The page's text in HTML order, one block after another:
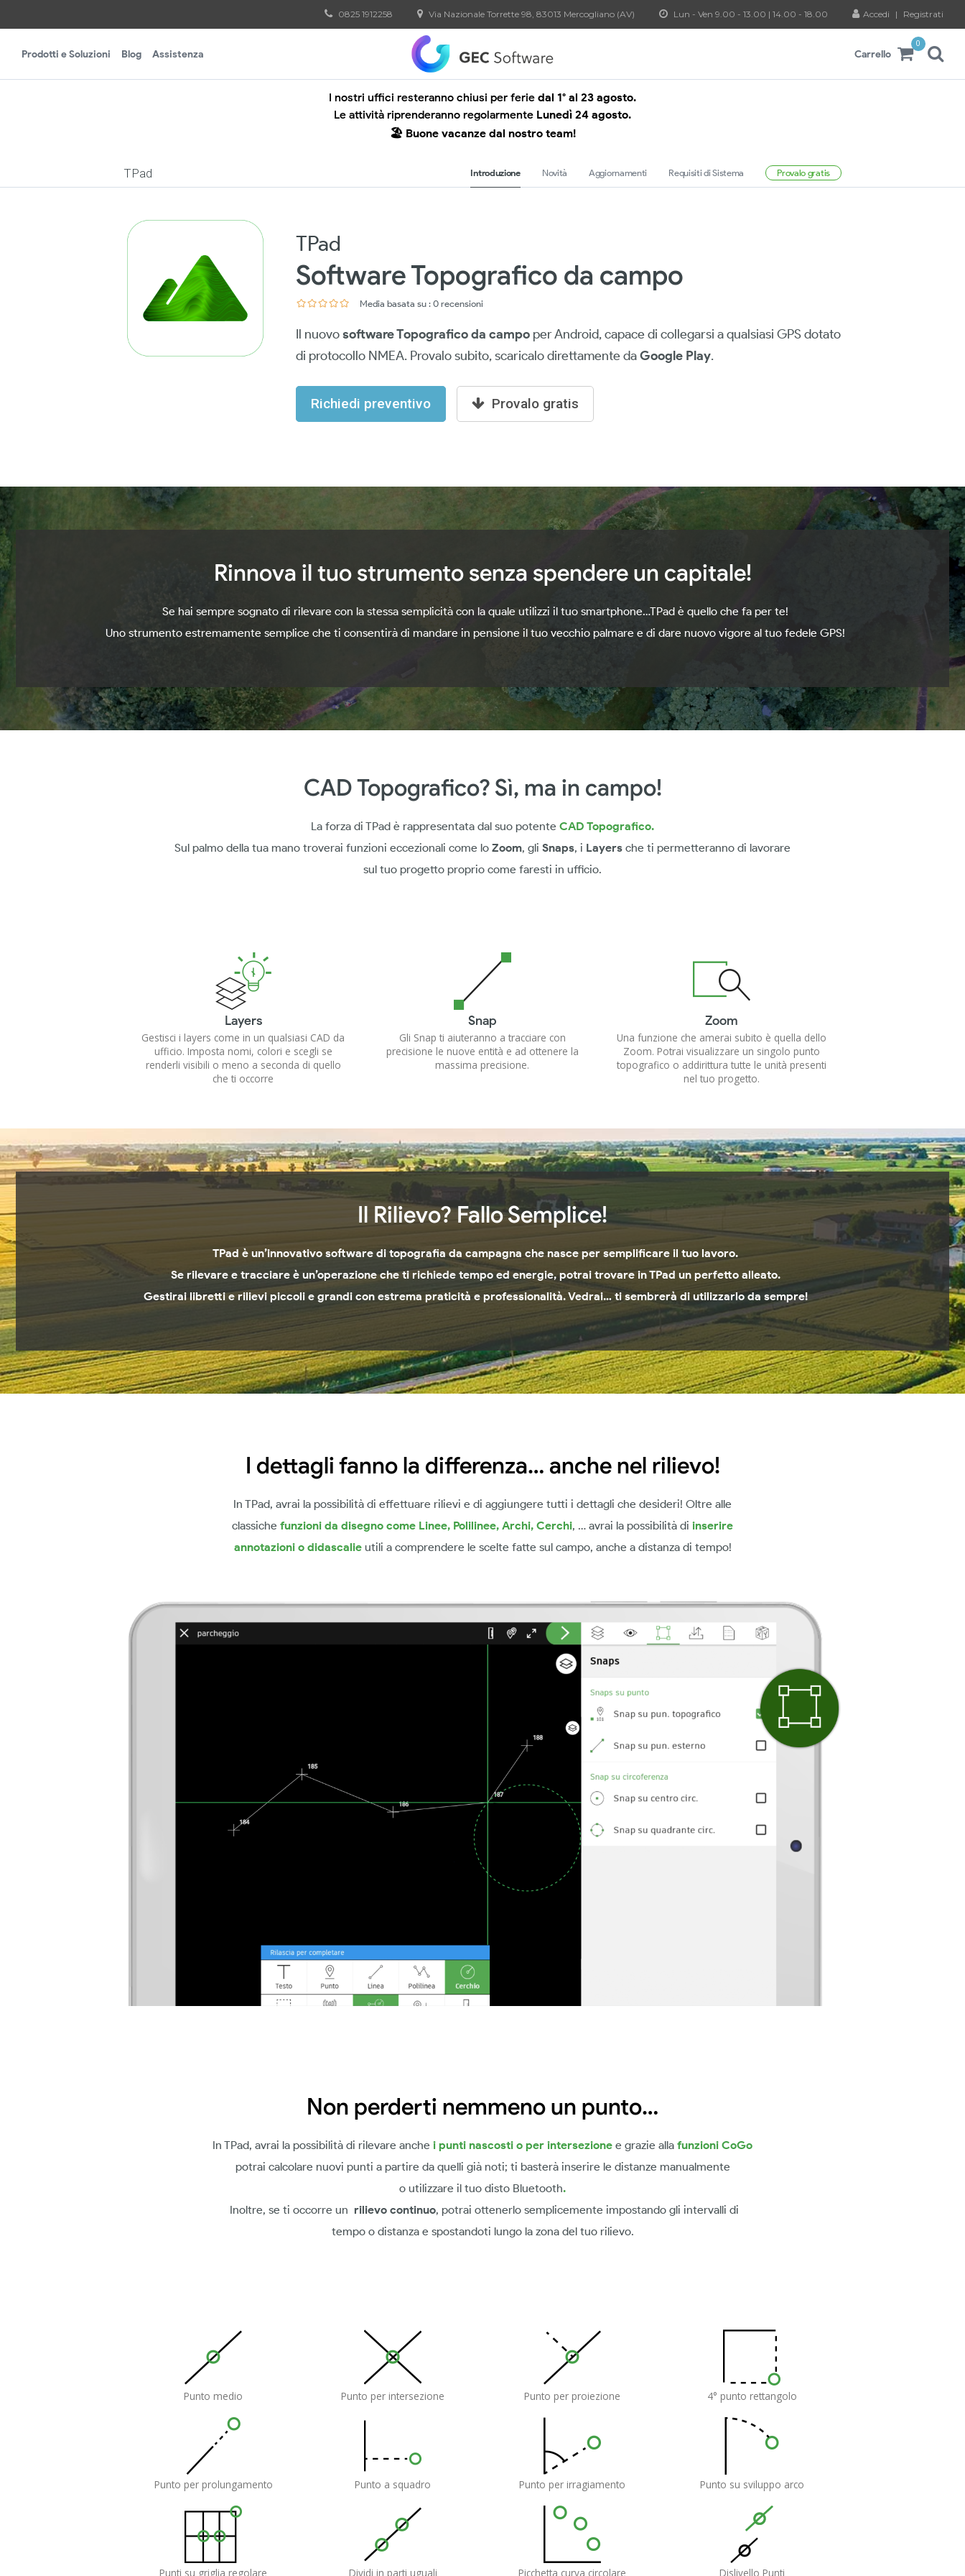
0825 1912258 Via Nazionale Torrette 98, 83013 Mercogliano (AV) Lun - Ven 9.00 - 13.00 | 14.00 - 18.00 Accedi | Registrati
Prodotti e Soluzioni Blog Assistenza Carrello
0
I nostri uffici resteranno chiusi per ferie dal 1° al 23 agosto.
Le attività riprenderanno regolarmente Lunedì 24 agosto.
🏖️ Buone vacanze dal nostro team!
TPad Introduzione Novità Aggiornamenti Requisiti di Sistema Provalo gratis
TPad
Software Topografico da campo
Media basata su : 0 recensioni
Il nuovosoftware Topografico da campo per Android, capace di collegarsi a qualsiasi GPS dotato
di protocollo NMEA. Provalo subito, scaricalo direttamente daGoogle Play.
Richiedi preventivo Provalo gratis
Rinnova il tuo strumento senza spendere un capitale!
Se hai sempre sognato di rilevare con la stessa semplicità con la quale utilizzi il tuo smartphone…TPad è quello che fa per te!
Uno strumento estremamente semplice che ti consentirà di mandare in pensione il tuo vecchio palmare e di dare nuovo vigore al tuo fedele GPS!
CAD Topografico? Sì, ma in campo!
La forza di TPad è rappresentata dal suo potente CAD Topografico.
Sul palmo della tua mano troverai funzioni eccezionali come lo Zoom, gli Snaps, i Layers che ti permetteranno di lavorare
sul tuo progetto proprio come faresti in ufficio.
Layers
Gestisci i layers come in un qualsiasi CAD da
ufficio. Imposta nomi, colori e scegli se
renderli visibili o meno a seconda di quello
che ti occorre
Snap
Gli Snap ti aiuteranno a tracciare con
precisione le nuove entità e ad ottenere la
massima precisione.
Zoom
Una funzione che amerai subito è quella dello
Zoom. Potrai visualizzare un singolo punto
topografico o addirittura tutte le unità presenti
nel tuo progetto.
Il Rilievo? Fallo Semplice!
TPad è un’innovativo software di topografia da campagna che nasce per semplificare il tuo lavoro.
Se rilevare e tracciare è un’operazione che ti richiede tempo ed energie, potrai trovare in TPad un perfetto alleato.
Gestirai libretti e rilievi piccoli e grandi con estrema praticità e professionalità. Vedrai… ti sembrerà di utilizzarlo da sempre!
I dettagli fanno la differenza… anche nel rilievo!
In TPad, avrai la possibilità di effettuare rilievi e di aggiungere tutti i dettagli che desideri! Oltre alle
classiche funzioni da disegno come Linee, Polilinee, Archi, Cerchi, … avrai la possibilità di inserire
annotazioni o didascalieutili a comprendere le scelte fatte sul campo, anche a distanza di tempo!
Non perderti nemmeno un punto…
In TPad, avrai la possibilità di rilevare anche i punti nascosti o per intersezione e grazie alla funzioni CoGo
potrai calcolare nuovi punti a partire da quelli già noti; ti basterà inserire le distanze manualmente
o utilizzare il tuo disto Bluetooth.
Inoltre, se ti occorre un rilievo continuo, potrai ottenerlo semplicemente impostando gli intervalli di
tempo o distanza e spostandoti lungo la zona del tuo rilievo.
Punto medio Punto per intersezione Punto per proiezione 4° punto rettangolo
Punto per prolungamento Punto a squadro Punto per irragiamento Punto su sviluppo arco
Punti su griglia regolare Dividi in parti uguali Picchetta curva circolare Dislivello Punti